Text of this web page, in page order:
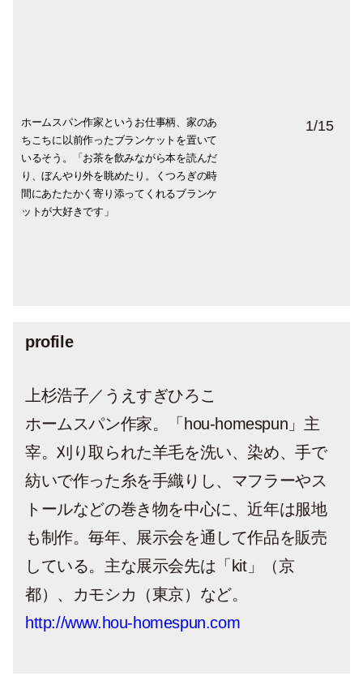
ホームスパン作家というお仕事柄、家のあ
ちこちに以前作ったブランケットを置いて
いるそう。「お茶を飲みながら本を読んだ
り、ぼんやり外を眺めたり。くつろぎの時
間にあたたかく寄り添ってくれるブランケ
ットが大好きです」
いろんな花木を少しずつ買って、家のあち
こちに飾って。「いかにも「花器」然とし
たものよりも、アンティークの空き瓶な
ど、もともとは花器ではないものに活ける
のが好み。左はもともとリキュールが入っ
ていた陶製の瓶。右はイギリスで使われて
インテリアは頻繁に変えられない代わり
に、気軽に部屋の雰囲気や気分を変えたい
ときには花屋へ。「近所のお花屋さん「エ
ルスール」に駆け込みます。入り口からす
でに、パリに来たのかと見まごう佇まい。
ひと枝活けただけでお部屋の空気がふわっ
見つけると必ず買ってしまうという、「オ
ードリー・ノスタルジック」という名前の
薔薇。「楚々としたクラシックなドレスの
ような、ほんのりエクリュの花びらがなん
とも可憐で大好きです」
夫婦共に、家が仕事場。「一日３食とも家
で食事することが多く、毎日必ず一度はお
味噌汁を食べています。興味から始まった
手前味噌仕込みも20年以上。今では米味
噌、麦味噌、３年以上寝かせた味噌の3種類
を気分や季節に応じて合わせています。食
お味噌とともに作り始めた梅干しも、一日
一粒が日課に。「食べるたび「梅はその日
の難のがれ」と心の中でつぶやいていま
す」
週に一度、パンを焼くという上杉さん。
「味噌を作るときに取っておいた米麹で起
こした酵母は、もう10年以上かけついだベ
テラン。先日イギリスに住んでいる友人か
ら、トラディショナルなオーブンミトンを
誕生日プレゼントにいただいたので、なに
季節の果物を見ると買わずにはいられない
という上杉さん。「果物は、見るのも食べ
るのも大好き。そのままはもちろん、サラ
ダに入れたり、白和えのような和食に取り
入れてもおいしいですね」
庭にはレモン、文旦、柚子、ジューンベリ
ー、ブルーベリーが。「食べられるものを
植えたい、食いしん坊です。今年も無事に
レモンが実ってくれました。裏年なのでち
ょっと少なめです」
なった実は、食べる分だけそのつど収穫し
ておすそ分け。「近所の友人や英国菓子屋
「kies」さんにおすそ分けしています。農
薬も肥料も未使用、放ったらかしの自然栽
培だから、皮まで使えるのでお菓子や料理
に重宝しています」
おすそ分けした果実はケーキになって帰っ
てくることも。「「kies」さんにおすそ分
けしたレモンが、おいしいヴィクトリアサ
ンドウィッチケーキに。レモンカードでス
ポンジをサンドして、チョコレートバター
クリームをトッピング。おいしいお菓子屋
お茶をするのは大切な時間。「仕事場と住
まいが同じ場所なので、オンオフを付ける
ために、意識的にお茶の時間を作ります。
緑茶、珈琲、紅茶、中国茶、ときには庭の
ハーブを摘んでハーブティーに。お気に入
りのお茶で一息つくと、その後の仕事もは
ハンドクリームは欠かせないもののひと
つ。「犬をなでたり仕事で羊毛を触ってい
ると、手の脂をもっていかれるらしく、手
がかさついてくるといよいよ冬本番のスタ
ート。ハンドクリームの出番。いろいろ試
してたどり着いた私的最強アイテムがこ
愛犬の散歩が日課。「ミニチュアシュナウ
ザーのラングとの毎朝の散歩は、14年間ほ
ぼ毎日の日課。嵐の日も雪の日も真夏日
も、同じ公園を歩いていると、自然に季節
のうつろいに敏感になります」
クリスマスの訪れを知らせてくれる宿り
木。「花屋に宿り木が並びだすと、部屋の
片隅に、少しずつそれらしい飾り付けを始
めます。クリスマスとは関係ないけれど、
友だちからいただいたフランスの古い陶製
のフェーブを並べてみたら、なんとなくい
1/15
profile
上杉浩子／うえすぎひろこ
ホームスパン作家。「hou-homespun」主
宰。刈り取られた羊毛を洗い、染め、手で
紡いで作った糸を手織りし、マフラーやス
トールなどの巻き物を中心に、近年は服地
も制作。毎年、展示会を通して作品を販売
している。主な展示会先は「kit」（京
都）、カモシカ（東京）など。
http://www.hou-homespun.com